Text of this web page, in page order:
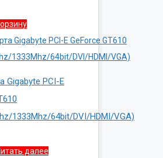
Gigabyte PCI-E
1333Mhz/64bit/DVI/HDMI/VGA)
далее